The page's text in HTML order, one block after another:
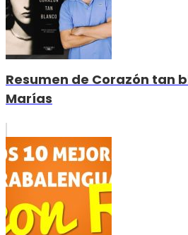
Resumen de Corazón tan
Marías